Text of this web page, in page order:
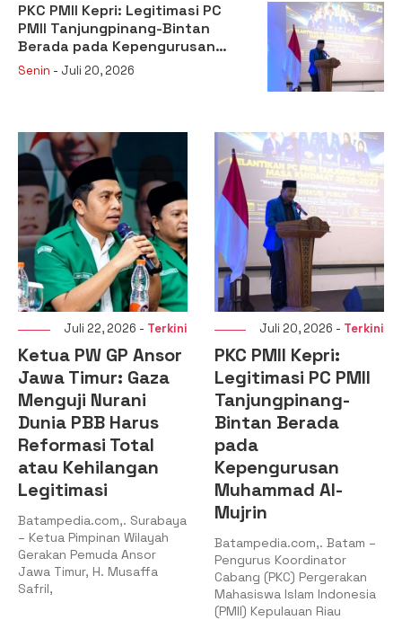
PKC PMII Kepri: Legitimasi PC
PMII Tanjungpinang-Bintan
Berada pada Kepengurusan
Muhammad Al-Mujrin
Senin - Juli 20, 2026
Terkini Juli 20, 2026 - Terkini
PKC PMII Kepri:
Legitimasi PC PMII
Tanjungpinang-
Bintan Berada
pada
Kepengurusan
Muhammad Al-
Mujrin
Batampedia.com,. Batam –
Pengurus Koordinator
Cabang (PKC) Pergerakan
Mahasiswa Islam Indonesia
Juli 16, 2026
DPD KNPI
Kepulauan
Audiensi
Pimpinan
Sinergi
Membangun
Batampedia.com,.
Tanjungpinang –
Pengurus Daerah
Nasional Pemuda
(DPD KNPI) Provinsi